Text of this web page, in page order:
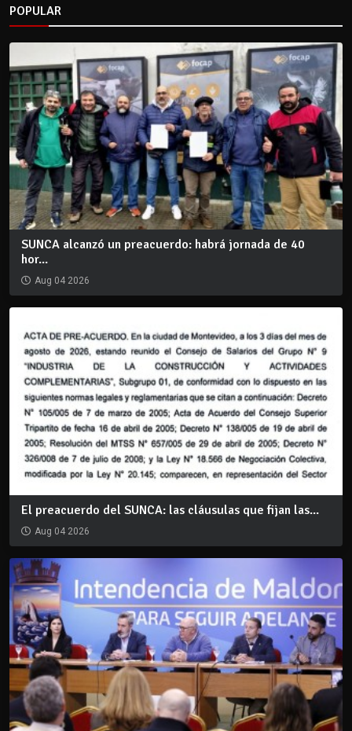
POPULAR
SUNCA alcanzó un preacuerdo: habrá jornada de 40
hor...
Aug 04 2026
El preacuerdo del SUNCA: las cláusulas que fijan las...
Aug 04 2026